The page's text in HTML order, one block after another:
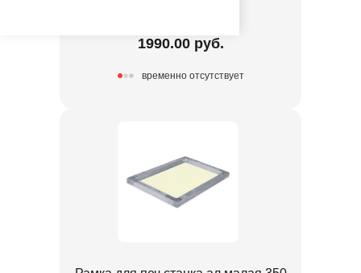
1990.00 руб.
временно отсутствует